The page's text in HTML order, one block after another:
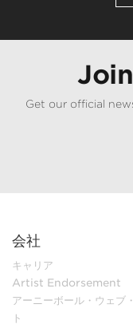
Get our official
会社
キャリア
Artist Endorsement
アーニーボール・ウェブ
ト